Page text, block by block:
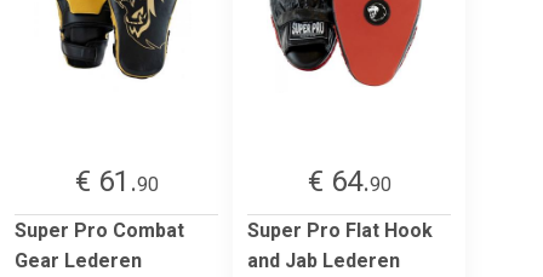
€ 61.90
Super Pro Combat
Gear Lederen
€ 64.90
Super Pro Flat Hook
and Jab Lederen